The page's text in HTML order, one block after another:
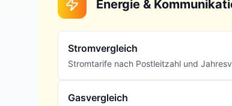
Energie &
Stromvergleich
Stromtarife nach Postleitzahl und
Gasvergleich